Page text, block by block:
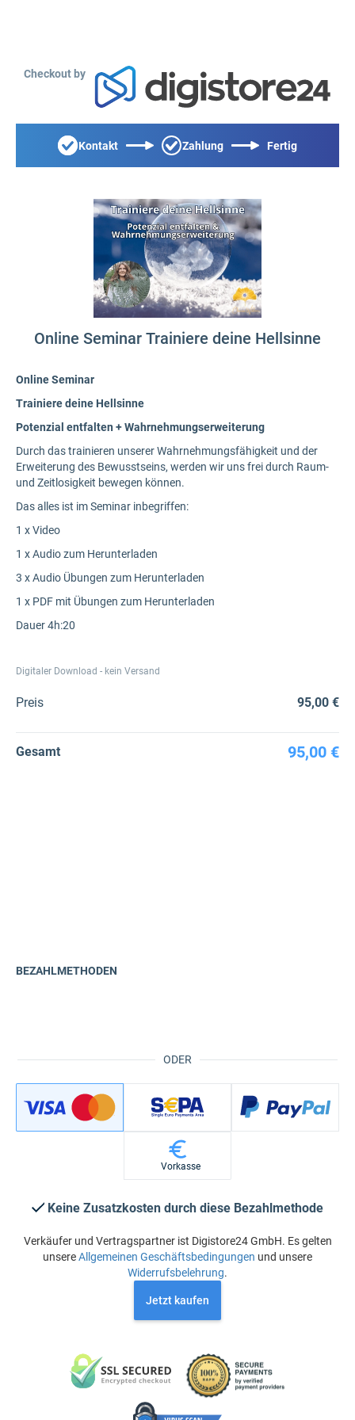
Checkout by
Kontakt Zahlung Fertig
Online Seminar Trainiere deine Hellsinne
Online Seminar
Trainiere deine Hellsinne
Potenzial entfalten + Wahrnehmungserweiterung
Durch das trainieren unserer Wahrnehmungsfähigkeit und der
Erweiterung des Bewusstseins, werden wir uns frei durch Raum-
und Zeitlosigkeit bewegen können.
Das alles ist im Seminar inbegriffen:
1 x Video
1 x Audio zum Herunterladen
3 x Audio Übungen zum Herunterladen
1 x PDF mit Übungen zum Herunterladen
Dauer 4h:20
Digitaler Download - kein Versand
Preis 95,00 €
Gesamt 95,00 €
ODER
BEZAHLMETHODEN
Vorkasse
Keine Zusatzkosten durch diese Bezahlmethode
Verkäufer und Vertragspartner ist Digistore24 GmbH. Es gelten
unsereAllgemeinen Geschäftsbedingungen und unsere
Widerrufsbelehrung.
Jetzt kaufen